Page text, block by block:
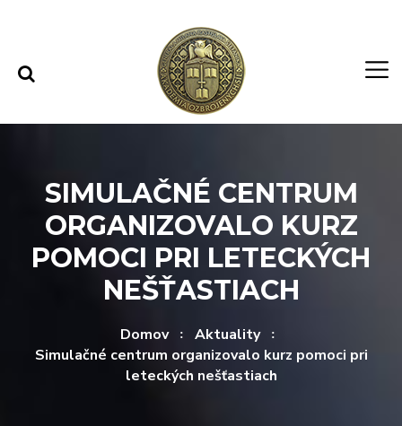
SIMULAČNÉ CENTRUM
ORGANIZOVALO KURZ
POMOCI PRI LETECKÝCH
NEŠŤASTIACH
Domov
Aktuality
Simulačné centrum organizovalo kurz pomoci pri
leteckých nešťastiach